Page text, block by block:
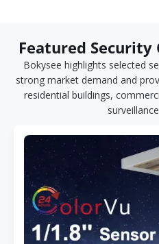
Featured Security
Bokysee highlights selected
strong market demand and
residential buildings,